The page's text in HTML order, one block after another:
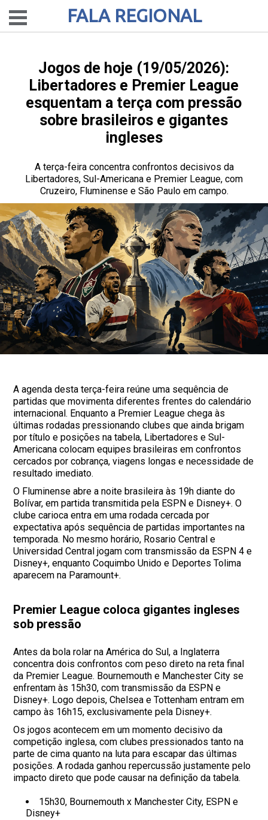
FALA REGIONAL
Jogos de hoje (19/05/2026):
Libertadores e Premier League
esquentam a terça com pressão
sobre brasileiros e gigantes
ingleses
A terça-feira concentra confrontos decisivos da
Libertadores, Sul-Americana e Premier League, com
Cruzeiro, Fluminense e São Paulo em campo.
A agenda desta terça-feira reúne uma sequência de
partidas que movimenta diferentes frentes do calendário
internacional. Enquanto a Premier League chega às
últimas rodadas pressionando clubes que ainda brigam
por título e posições na tabela, Libertadores e Sul-
Americana colocam equipes brasileiras em confrontos
cercados por cobrança, viagens longas e necessidade de
resultado imediato.
O Fluminense abre a noite brasileira às 19h diante do
Bolívar, em partida transmitida pela ESPN e Disney+. O
clube carioca entra em uma rodada cercada por
expectativa após sequência de partidas importantes na
temporada. No mesmo horário, Rosario Central e
Universidad Central jogam com transmissão da ESPN 4 e
Disney+, enquanto Coquimbo Unido e Deportes Tolima
aparecem na Paramount+.
Premier League coloca gigantes ingleses
sob pressão
Antes da bola rolar na América do Sul, a Inglaterra
concentra dois confrontos com peso direto na reta final
da Premier League. Bournemouth e Manchester City se
enfrentam às 15h30, com transmissão da ESPN e
Disney+. Logo depois, Chelsea e Tottenham entram em
campo às 16h15, exclusivamente pela Disney+.
Os jogos acontecem em um momento decisivo da
competição inglesa, com clubes pressionados tanto na
parte de cima quanto na luta para escapar das últimas
posições. A rodada ganhou repercussão justamente pelo
impacto direto que pode causar na definição da tabela.
15h30, Bournemouth x Manchester City, ESPN e
Disney+